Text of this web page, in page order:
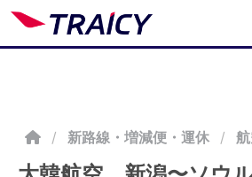
/ 新路線・増減便・運休